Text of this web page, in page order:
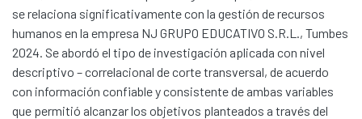
se relaciona significativamente con la gestión de recursos
humanos en la empresa NJ GRUPO EDUCATIVO S.R.L., Tumbes
2024. Se abordó el tipo de investigación aplicada con nivel
descriptivo – correlacional de corte transversal, de acuerdo
con información confiable y consistente de ambas variables
que permitió alcanzar los objetivos planteados a través del